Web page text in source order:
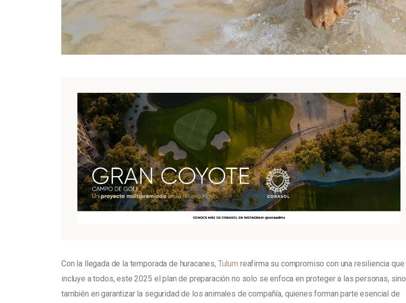
Con la llegada de la temporada de huracanes, Tulum reafirma su compromiso con una resiliencia que
incluye a todos, este 2025 el plan de preparación no solo se enfoca en proteger a las personas, sino
también en garantizar la seguridad de los animales de compañía, quienes forman parte esencial de